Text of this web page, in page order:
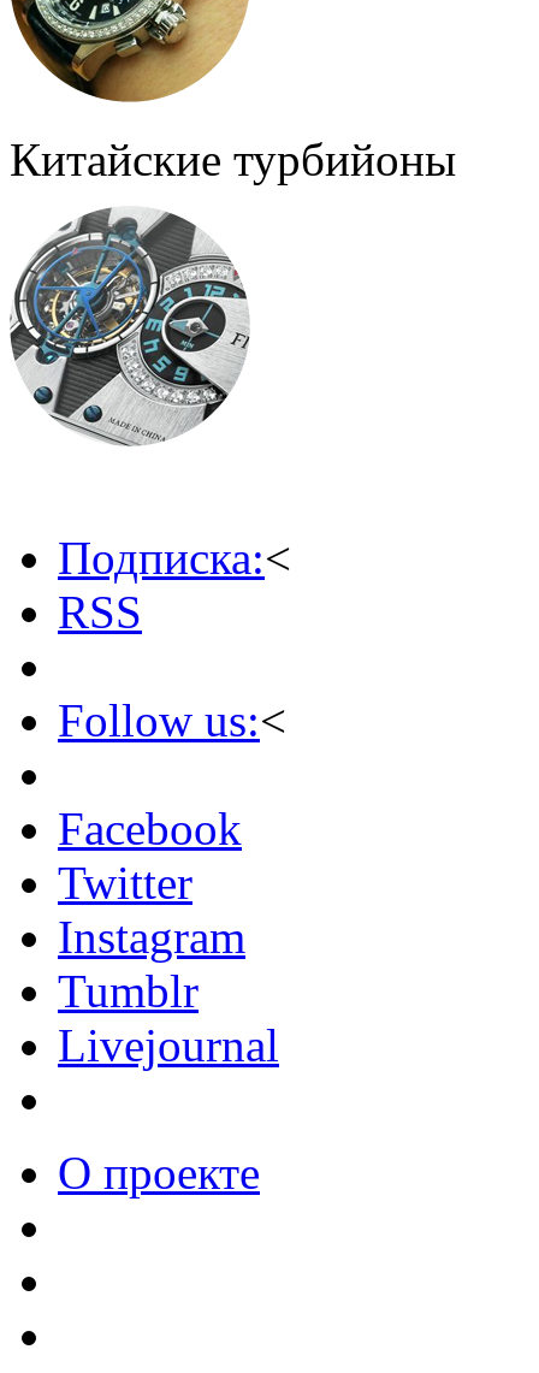
Китайские турбийоны
Подписка:<
RSS
Follow us:<
Facebook
Twitter
Instagram
Tumblr
Livejournal
О проекте